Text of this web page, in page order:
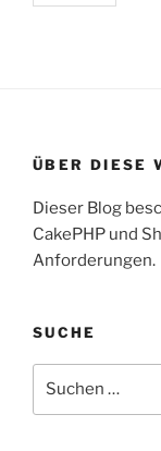
ÜBER DIESE
Dieser Blog
CakePHP und
Anforderungen.
SUCHE
nach: